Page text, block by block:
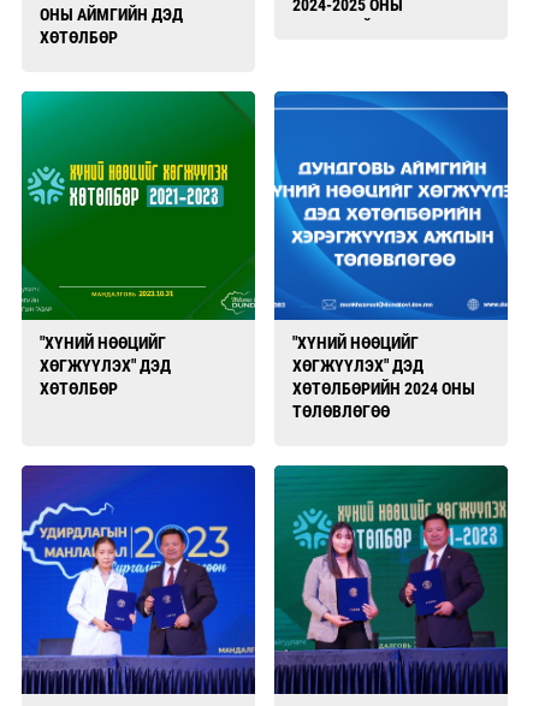
ОНЫ АЙМГИЙН ДЭД
ХӨТӨЛБӨР
2024-2025 ОНЫ
ОЮУТАН, ЗАЛУУЧУУДЫН
"ХҮНИЙ НӨӨЦИЙГ
ХӨГЖҮҮЛЭХ" ДЭД
ХӨТӨЛБӨР
"ХҮНИЙ НӨӨЦИЙГ
ХӨГЖҮҮЛЭХ" ДЭД
ХӨТӨЛБӨРИЙН 2024 ОНЫ
ТӨЛӨВЛӨГӨӨ